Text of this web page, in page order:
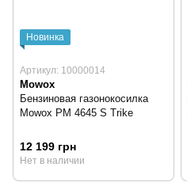
Новинка
Артикул: 10000014
Mowox
Бензиновая газонокосилка
Mowox PM 4645 S Trike
12 199 грн
Нет в наличии